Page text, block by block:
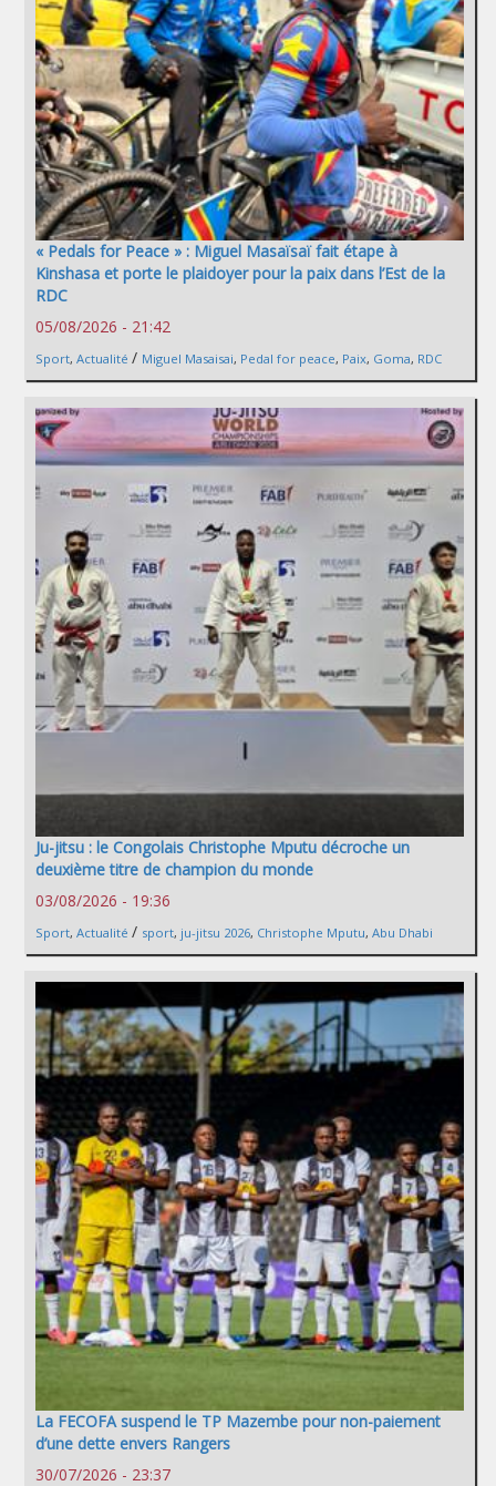
« Pedals for Peace » : Miguel Masaïsaï fait étape à
Kinshasa et porte le plaidoyer pour la paix dans l’Est de la
RDC
05/08/2026 - 21:42
Sport, Actualité / Miguel Masaisai, Pedal for peace, Paix, Goma, RDC
Ju-jitsu : le Congolais Christophe Mputu décroche un
deuxième titre de champion du monde
03/08/2026 - 19:36
Sport, Actualité / sport, ju-jitsu 2026, Christophe Mputu, Abu Dhabi
La FECOFA suspend le TP Mazembe pour non-paiement
d’une dette envers Rangers
30/07/2026 - 23:37